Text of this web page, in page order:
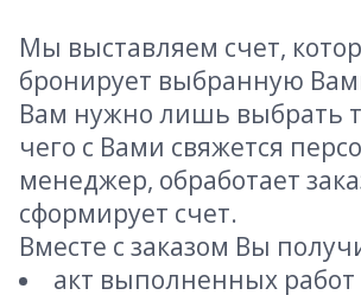
Мы выставляем счет,
бронирует выбранную
Вам нужно лишь выбрать
чего с Вами свяжется
менеджер, обработает
сформирует счет.
Вместе с заказом Вы
акт выполненных работ